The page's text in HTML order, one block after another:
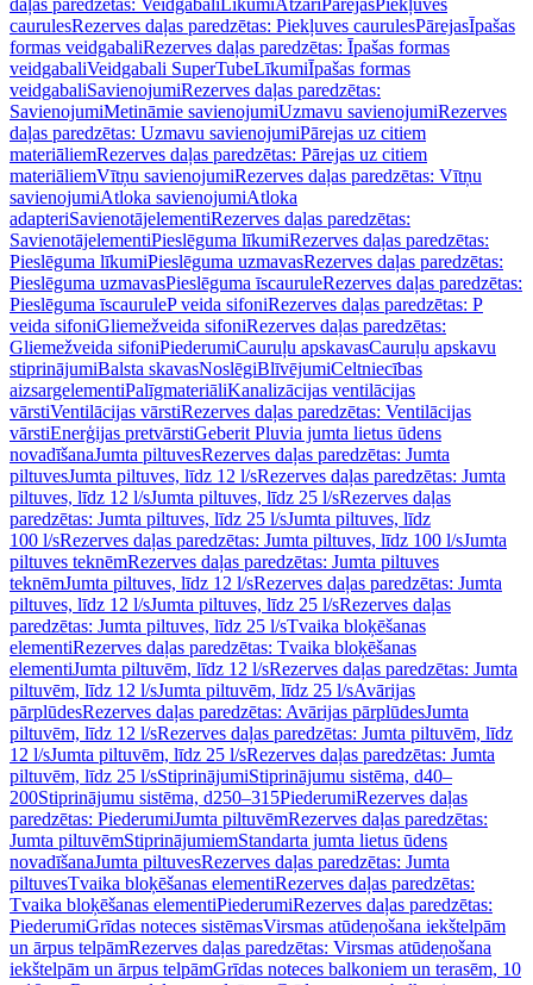
daļas paredzētas: Veidgabali LīkumiAtzari PārejasPiekļuves
caurulesRezerves daļas paredzētas: Piekļuves caurulesPārejasĪpašas
formas veidgabaliRezerves daļas paredzētas: Īpašas formas
veidgabaliVeidgabali SuperTubeLīkumiĪpašas formas
veidgabaliSavienojumiRezerves daļas paredzētas:
SavienojumiMetināmie savienojumiUzmavu savienojumiRezerves
daļas paredzētas: Uzmavu savienojumiPārejas uz citiem
materiāliemRezerves daļas paredzētas: Pārejas uz citiem
materiāliemVītņu savienojumiRezerves daļas paredzētas: Vītņu
savienojumiAtloka savienojumiAtloka
adapteriSavienotājelementiRezerves daļas paredzētas:
SavienotājelementiPieslēguma līkumiRezerves daļas paredzētas:
Pieslēguma līkumiPieslēguma uzmavasRezerves daļas paredzētas:
Pieslēguma uzmavasPieslēguma īscauruleRezerves daļas paredzētas:
Pieslēguma īscauruleP veida sifoniRezerves daļas paredzētas: P
veida sifoniGliemežveida sifoniRezerves daļas paredzētas:
Gliemežveida sifoniPiederumiCauruļu apskavasCauruļu apskavu
stiprinājumiBalsta skavasNoslēgiBlīvējumiCeltniecības
aizsargelementiPalīgmateriāliKanalizācijas ventilācijas
vārstiVentilācijas vārstiRezerves daļas paredzētas: Ventilācijas
vārstiEnerģijas pretvārstiGeberit Pluvia jumta lietus ūdens
novadīšanaJumta piltuvesRezerves daļas paredzētas: Jumta
piltuvesJumta piltuves, līdz 12 l/sRezerves daļas paredzētas: Jumta
piltuves, līdz 12 l/sJumta piltuves, līdz 25 l/sRezerves daļas
paredzētas: Jumta piltuves, līdz 25 l/sJumta piltuves, līdz
100 l/sRezerves daļas paredzētas: Jumta piltuves, līdz 100 l/sJumta
piltuves teknēmRezerves daļas paredzētas: Jumta piltuves
teknēmJumta piltuves, līdz 12 l/sRezerves daļas paredzētas: Jumta
piltuves, līdz 12 l/sJumta piltuves, līdz 25 l/sRezerves daļas
paredzētas: Jumta piltuves, līdz 25 l/sTvaika bloķēšanas
elementiRezerves daļas paredzētas: Tvaika bloķēšanas
elementiJumta piltuvēm, līdz 12 l/sRezerves daļas paredzētas: Jumta
piltuvēm, līdz 12 l/sJumta piltuvēm, līdz 25 l/sAvārijas
pārplūdesRezerves daļas paredzētas: Avārijas pārplūdesJumta
piltuvēm, līdz 12 l/sRezerves daļas paredzētas: Jumta piltuvēm, līdz
12 l/sJumta piltuvēm, līdz 25 l/sRezerves daļas paredzētas: Jumta
piltuvēm, līdz 25 l/sStiprinājumiStiprinājumu sistēma, d40–
200Stiprinājumu sistēma, d250–315PiederumiRezerves daļas
paredzētas: PiederumiJumta piltuvēmRezerves daļas paredzētas:
Jumta piltuvēmStiprinājumiemStandarta jumta lietus ūdens
novadīšanaJumta piltuvesRezerves daļas paredzētas: Jumta
piltuvesTvaika bloķēšanas elementiRezerves daļas paredzētas:
Tvaika bloķēšanas elementiPiederumiRezerves daļas paredzētas:
PiederumiGrīdas noteces sistēmasVirsmas atūdeņošana iekštelpām
un ārpus telpāmRezerves daļas paredzētas: Virsmas atūdeņošana
iekštelpām un ārpus telpāmGrīdas noteces balkoniem un terasēm, 10